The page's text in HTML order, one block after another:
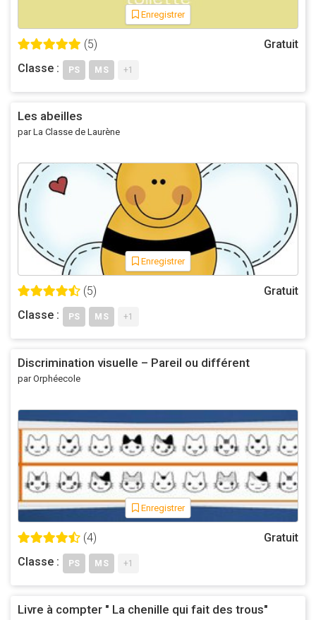
Enregistrer
(5)
Gratuit
Classe :
PS MS +1
Les abeilles
par La Classe de Laurène
Enregistrer
(5)
Gratuit
Classe :
PS MS +1
Discrimination visuelle – Pareil ou différent
par Orphéecole
Enregistrer
(4)
Gratuit
Classe :
PS MS +1
Livre à compter " La chenille qui fait des trous"